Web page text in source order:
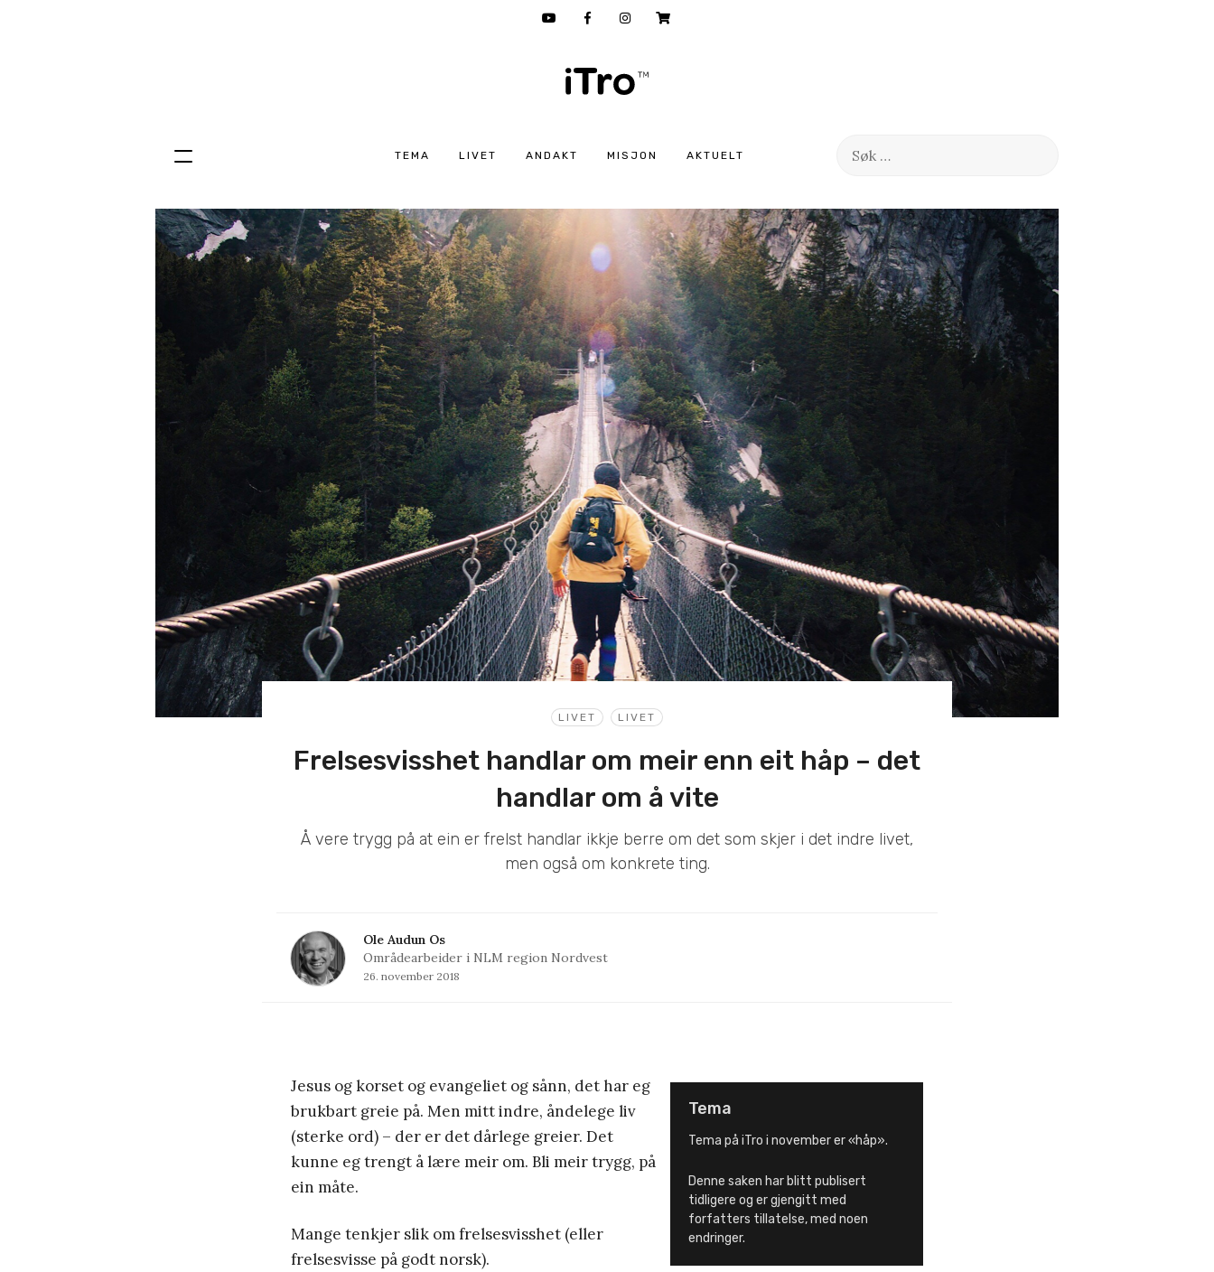
TEMA LIVET ANDAKT MISJON AKTUELT
Søk
Hopp
innhold
LIVET LIVET
Frelsesvisshet handlar om meir enn eit håp – det
handlar om å vite
Å vere trygg på at ein er frelst handlar ikkje berre om det som skjer i det indre livet,
men også om konkrete ting.
Ole Audun Os
Områdearbeider i NLM region Nordvest
26. november 2018
Tema
Tema på iTro i november er «håp».
Denne saken har blitt publisert
tidligere og er gjengitt med
forfatters tillatelse, med noen
endringer.
Jesus og korset og evangeliet og sånn, det har eg
brukbart greie på. Men mitt indre, åndelege liv
(sterke ord) – der er det dårlege greier. Det
kunne eg trengt å lære meir om. Bli meir trygg, på
ein måte.
Mange tenkjer slik om frelsesvisshet (eller
frelsesvisse på godt norsk).